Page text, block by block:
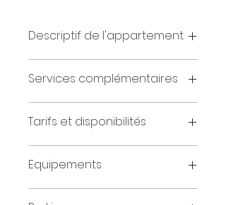
Descriptif de l'appartement
sur la terrasse avec 2 lits
- Une 2ème chambre avec 2 lits
- Séjour : 1 BZ de 1 couchage de
140x190
- Salle de bain avec baignoire
Services complémentaires
Ménage de fin de séjour
Tarifs et disponibilités
Equipements